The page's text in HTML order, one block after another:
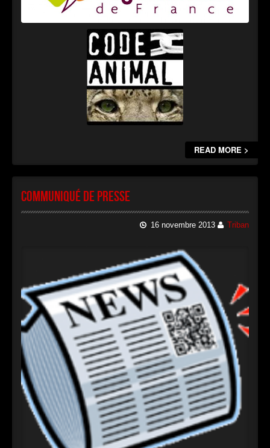
READ MORE >
Communiqué de presse
16 novembre 2013 Triban